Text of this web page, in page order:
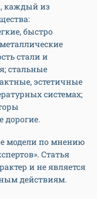
каждый из
быстро
стали и
стальные
эстетичные
системах;
дорогие.
модели по мнению
Статья
и не является
действиям.